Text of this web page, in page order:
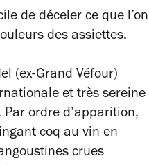
de déceler ce que l’on
des assiettes.
(ex-Grand Véfour)
et très sereine
ordre d’apparition,
coq au vin en
crues